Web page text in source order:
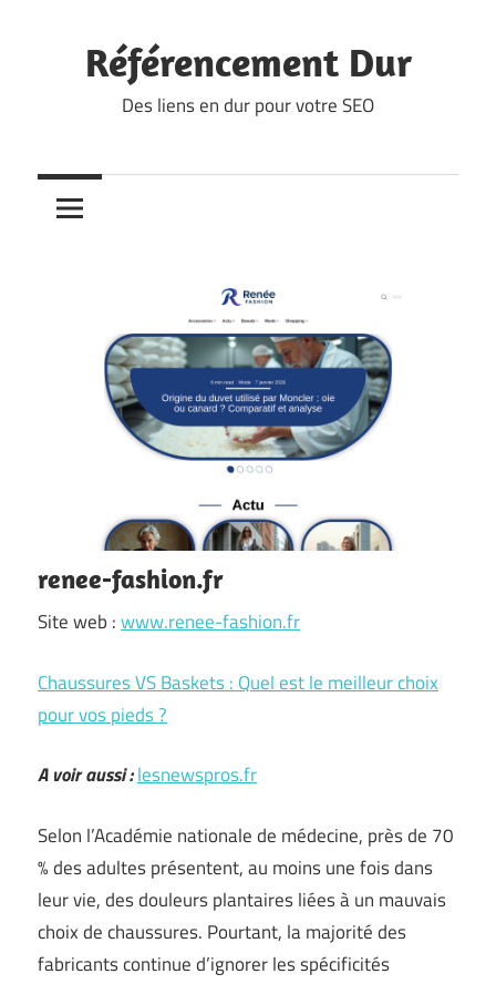
contentRéférencement Dur
Des liens en dur pour votre SEO
renee-fashion.fr
Site web :www.renee-fashion.fr
Chaussures VS Baskets : Quel est le meilleur choix
pour vos pieds ?
A voir aussi :lesnewspros.fr
Selon l’Académie nationale de médecine, près de 70
% des adultes présentent, au moins une fois dans
leur vie, des douleurs plantaires liées à un mauvais
choix de chaussures. Pourtant, la majorité des
fabricants continue d’ignorer les spécificités